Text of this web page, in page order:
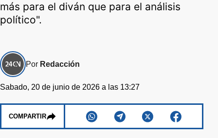
más para el diván que para el análisis
político".
Por Redacción
Sabado, 20 de junio de 2026 a las 13:27
COMPARTIR